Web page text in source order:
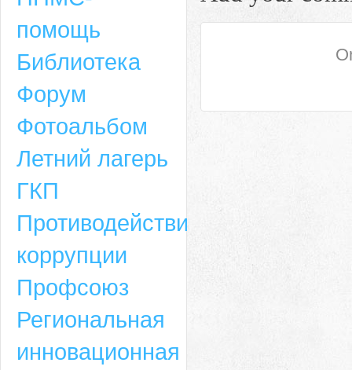
Адрес
6-49, электронный адрес: aja_70@mail.ru
помощь
Библиотека
Форум
Фотоальбом
Летний лагерь
ГКП
Противодействие
коррупции
Профсоюз
Региональная
инновационная